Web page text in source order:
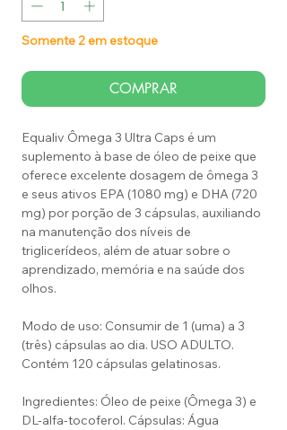
Somente 2 em estoque
COMPRAR
Equaliv Ômega 3 Ultra Caps é um
suplemento à base de óleo de peixe que
oferece excelente dosagem de ômega 3
e seus ativos EPA (1080 mg) e DHA (720
mg) por porção de 3 cápsulas, auxiliando
na manutenção dos níveis de
triglicerídeos, além de atuar sobre o
aprendizado, memória e na saúde dos
olhos.
Modo de uso: Consumir de 1 (uma) a 3
(três) cápsulas ao dia. USO ADULTO.
Contém 120 cápsulas gelatinosas.
Ingredientes: Óleo de peixe (Ômega 3) e
DL-alfa-tocoferol. Cápsulas: Água